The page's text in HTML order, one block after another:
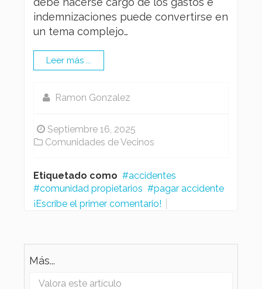
indemnizaciones puede convertirse en
un tema complejo…
Leer más ...
Ramon Gonzalez
Septiembre 16, 2025
Comunidades de Vecinos
Etiquetado como
accidentes
comunidad propietarios
pagar accidente
¡Escribe el primer comentario!
Más...
Valora este artículo